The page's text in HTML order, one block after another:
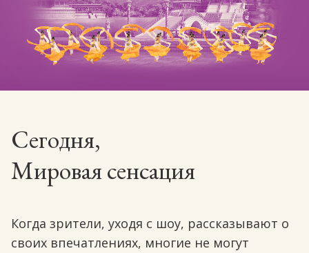
Сегодня,
Мировая сенсация
Когда зрители, уходя с шоу, рассказывают о
своих впечатлениях, многие не могут